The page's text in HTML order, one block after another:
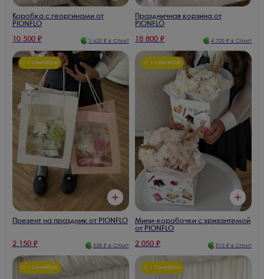
Коробка с георгинами от
PIONFLO
10 500 ₽ 2 625 ₽ в Сплит
Праздничная корзина от
PIONFLO
18 800 ₽ 4 700 ₽ в Сплит
С 1 Сентября!
Презент на праздник от PIONFLO
2 150 ₽ 538 ₽ в Сплит
С 1 Сентября!
Мини-коробочки с хризантемой
от PIONFLO
2 050 ₽ 513 ₽ в Сплит
С 1 Сентября! С 1 Сентября!